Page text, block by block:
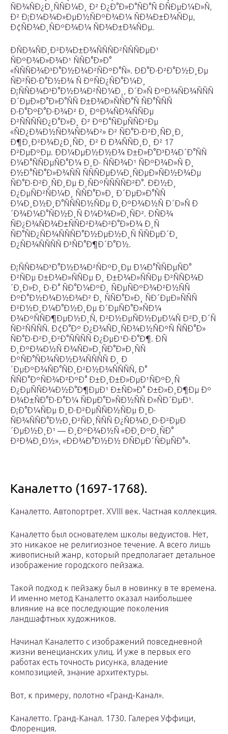
ÑÐ¾ÑÐ¿Ð¸ÑÑÐ¼Ð¸ Ð² Ð¿Ð°Ð»Ð°ÑÐ°Ñ ÐÑÐµÐ¼Ð»Ñ,
Ð² Ð¡Ð¼Ð¾Ð»ÐµÐ½ÑÐºÐ¾Ð¼ ÑÐ¾Ð±Ð¾ÑÐµ,
Ð¢ÑÐ¾Ð¸ÑÐºÐ¾Ð¼ ÑÐ¾Ð±Ð¾ÑÐµ.
ÐÑÐ¾ÑÐ¸Ð²Ð¾Ð±Ð¾ÑÑÑÐ²ÑÑÑÐµÐ¹
ÑÐºÐ¾Ð»Ð¾Ð¹ ÑÑÐ°Ð»Ð°
«ÑÑÑÐ¾Ð³Ð°Ð½Ð¾Ð²ÑÐºÐ°Ñ». ÐÐ°Ð·Ð²Ð°Ð½Ð¸Ðµ
ÑÐ²ÑÐ·Ð°Ð½Ð¾ Ñ ÐºÑÐ¿ÑÐ°Ð¼Ð¸
Ð¡ÑÑÐ¾Ð³Ð°Ð½Ð¾Ð²ÑÐ¼Ð¸, Ð´Ð»Ñ ÐºÐ¾ÑÐ¾ÑÑÑ
Ð´ÐµÐ»Ð°Ð»Ð°ÑÑ Ð±Ð¾Ð»ÑÑÐ°Ñ ÑÐ°ÑÑÑ
Ð·Ð°ÐºÐ°Ð·Ð¾Ð² Ð¸ ÐºÐ¾ÑÐ¾ÑÑÐµ
Ð²ÑÑÑÑÐ¿Ð°Ð»Ð¸ Ð² ÐºÐ°ÑÐµÑÑÐ²Ðµ
«ÑÐ¿Ð¾Ð½ÑÐ¾ÑÐ¾Ð²» Ð² ÑÐ°Ð·Ð²Ð¸ÑÐ¸Ð¸
Ð¶Ð¸Ð²Ð¾Ð¿Ð¸ÑÐ¸ Ð² Ð Ð¾ÑÑÐ¸Ð¸ Ð² 17
Ð²ÐµÐºÐµ. ÐÐ¼ÐµÐ½Ð½Ð¾ Ð±Ð»Ð°Ð³Ð¾Ð´Ð°ÑÑ
Ð¼Ð°ÑÑÐµÑÐ°Ð¼ Ð¸Ð· ÑÑÐ¾Ð¹ ÑÐºÐ¾Ð»Ñ Ð¸
Ð½Ð°ÑÐ°Ð»Ð¾ÑÑ ÑÑÑÐµÐ¼Ð¸ÑÐµÐ»ÑÐ½Ð¾Ðµ
ÑÐ°Ð·Ð²Ð¸ÑÐ¸Ðµ Ð¸ÑÐºÑÑÑÑÐ²Ð°. ÐÐ½Ð¸
Ð¿ÐµÑÐ²ÑÐ¼Ð¸ ÑÑÐ°Ð»Ð¸ Ð´ÐµÐ»Ð°ÑÑ
Ð¼Ð¸Ð½Ð¸Ð°ÑÑÑÐ½ÑÐµ Ð¸ÐºÐ¾Ð½Ñ Ð´Ð»Ñ Ð
´Ð¾Ð¼Ð°ÑÐ½Ð¸Ñ Ð¼Ð¾Ð»Ð¸ÑÐ². Ð­ÑÐ¾
ÑÐ¿Ð¾ÑÐ¾Ð±ÑÑÐ²Ð¾Ð²Ð°Ð»Ð¾ Ð¸Ñ
ÑÐ°ÑÐ¿ÑÐ¾ÑÑÑÐ°Ð½ÐµÐ½Ð¸Ñ ÑÑÐµÐ´Ð¸
Ð¿ÑÐ¾ÑÑÑÑ Ð³ÑÐ°Ð¶Ð´Ð°Ð½.
Ð¡ÑÑÐ¾Ð³Ð°Ð½Ð¾Ð²ÑÐºÐ¸Ðµ Ð¼Ð°ÑÑÐµÑÐ°
Ð²ÑÐµ Ð±Ð¾Ð»ÑÑÐµ Ð¸ Ð±Ð¾Ð»ÑÑÐµ Ð²ÑÑÐ¾Ð
´Ð¸Ð»Ð¸ Ð·Ð° ÑÐ°Ð¼ÐºÐ¸ ÑÐµÑÐºÐ¾Ð²Ð½ÑÑ
ÐºÐ°Ð½Ð¾Ð½Ð¾Ð² Ð¸ ÑÑÐ°Ð»Ð¸ ÑÐ´ÐµÐ»ÑÑÑ
Ð²Ð½Ð¸Ð¼Ð°Ð½Ð¸Ðµ Ð´ÐµÑÐ°Ð»ÑÐ¼
Ð¾ÐºÑÑÐ¶ÐµÐ½Ð¸Ñ, Ð²Ð½ÐµÑÐ½ÐµÐ¼Ñ Ð²Ð¸Ð´Ñ
ÑÐ²ÑÑÑÑ. Ð¢Ð°Ðº Ð¿Ð¾ÑÐ¸ÑÐ¾Ð½ÑÐºÑ ÑÑÐ°Ð»
ÑÐ°Ð·Ð²Ð¸Ð²Ð°ÑÑÑÑ Ð¿ÐµÐ¹Ð·Ð°Ð¶. ÐÑ
Ð¸ÐºÐ¾Ð½Ñ Ð¾ÑÐ»Ð¸ÑÐ°Ð»Ð¸ÑÑ
ÐºÑÐ°ÑÐ¾ÑÐ½Ð¾ÑÑÑÑ Ð¸ Ð
´ÐµÐºÐ¾ÑÐ°ÑÐ¸Ð²Ð½Ð¾ÑÑÑÑ, Ð°
ÑÑÐ°ÐºÑÐ¾Ð²ÐºÐ° Ð±Ð¸Ð±Ð»ÐµÐ¹ÑÐºÐ¸Ñ
Ð¿ÐµÑÑÐ¾Ð½Ð°Ð¶ÐµÐ¹ Ð±ÑÐ»Ð° Ð±Ð»Ð¸Ð¶Ðµ Ðº
Ð¾Ð±ÑÐ°Ð·Ð°Ð¼ ÑÐµÐ°Ð»ÑÐ½ÑÑ Ð»ÑÐ´ÐµÐ¹.
Ð¡Ð°Ð¼ÑÐµ Ð¸Ð·Ð²ÐµÑÑÐ½ÑÐµ Ð¸Ð·
ÑÐ¾ÑÑÐ°Ð½Ð¸Ð²ÑÐ¸ÑÑÑ Ð¿ÑÐ¾Ð¸Ð·Ð²ÐµÐ
´ÐµÐ½Ð¸Ð¹ — Ð¸ÐºÐ¾Ð½Ñ «ÐÐ¸ÐºÐ¸ÑÐ°
Ð²Ð¾Ð¸Ð½», «ÐÐ¾Ð°Ð½Ð½ ÐÑÐµÐ´ÑÐµÑÐ°».
Каналетто (1697-1768).
Каналетто. Автопортрет. XVIII век. Частная коллекция.
Каналетто был основателем школы ведуистов. Нет,
это никакое не религиозное течение. А всего лишь
живописный жанр, который предполагает детальное
изображение городского пейзажа.
Такой подход к пейзажу был в новинку в те времена.
И именно метод Каналетто оказал наибольшее
влияние на все последующие поколения
ландшафтных художников.
Начинал Каналетто с изображений повседневной
жизни венецианских улиц. И уже в первых его
работах есть точность рисунка, владение
композицией, знание архитектуры.
Вот, к примеру, полотно «Гранд-Канал».
Каналетто. Гранд-Канал. 1730. Галерея Уффици,
Флоренция.